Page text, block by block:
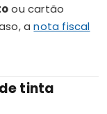
ou cartão
anota fiscal
tinta